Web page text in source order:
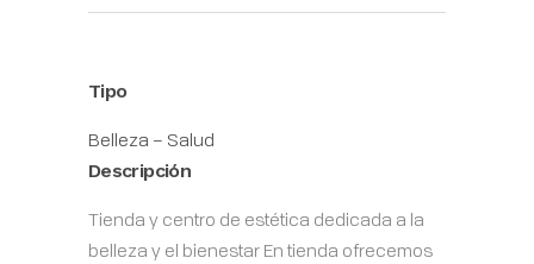
Tipo
Belleza – Salud
Descripción
Tienda y centro de estética dedicada a la
belleza y el bienestar En tienda ofrecemos